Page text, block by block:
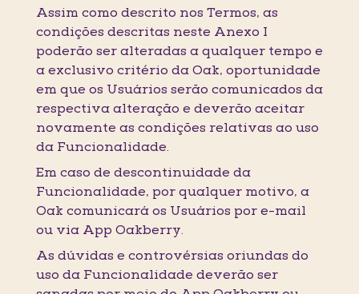
Assim como descrito nos Termos, as
condições descritas neste Anexo I
poderão ser alteradas a qualquer tempo e
a exclusivo critério da Oak, oportunidade
em que os Usuários serão comunicados da
respectiva alteração e deverão aceitar
novamente as condições relativas ao uso
da Funcionalidade.
Em caso de descontinuidade da
Funcionalidade, por qualquer motivo, a
Oak comunicará os Usuários por e-mail
ou via App Oakberry.
As dúvidas e controvérsias oriundas do
uso da Funcionalidade deverão ser